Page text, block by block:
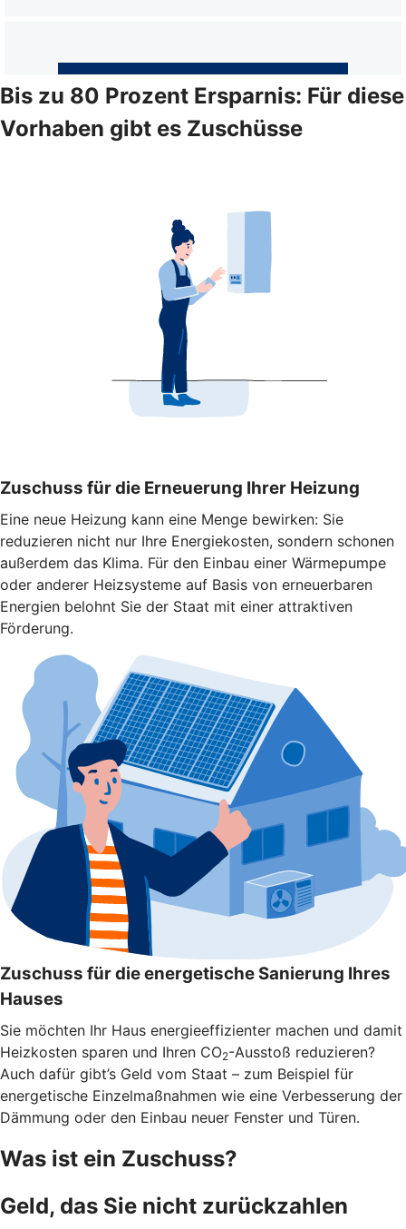
Bis zu 80 Prozent Ersparnis: Für diese
Vorhaben gibt es Zuschüsse
Zuschuss für die Erneuerung Ihrer Heizung
Eine neue Heizung kann eine Menge bewirken: Sie
reduzieren nicht nur Ihre Energiekosten, sondern schonen
außerdem das Klima. Für den Einbau einer Wärmepumpe
oder anderer Heizsysteme auf Basis von erneuerbaren
Energien belohnt Sie der Staat mit einer attraktiven
Förderung.
Zuschuss für die energetische Sanierung Ihres
Hauses
Sie möchten Ihr Haus energieeffizienter machen und damit
Heizkosten sparen und Ihren CO2-Ausstoß reduzieren?
Auch dafür gibt’s Geld vom Staat – zum Beispiel für
energetische Einzelmaßnahmen wie eine Verbesserung der
Dämmung oder den Einbau neuer Fenster und Türen.
Was ist ein Zuschuss?
Geld, das Sie nicht zurückzahlen